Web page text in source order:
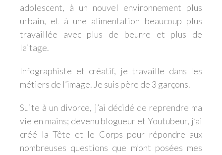
adolescent, à un nouvel environnement plus
urbain, et à une alimentation beaucoup plus
travaillée avec plus de beurre et plus de
laitage.
Infographiste et créatif, je travaille dans les
métiers de l’image. Je suis père de 3 garçons.
Suite à un divorce, j’ai décidé de reprendre ma
vie en mains; devenu blogueur et Youtubeur, j’ai
créé la Tête et le Corps pour répondre aux
nombreuses questions que m’ont posées mes